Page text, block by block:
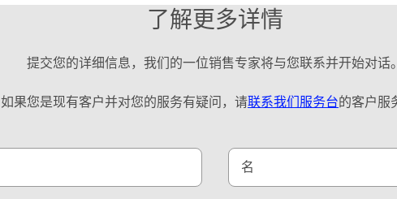
了解更多详情
提交您的详细信息，我们的一位销售专家将与您联系并开始对话。
如果您是现有客户并对您的服务有疑问，请联系我们服务台的客户服
名